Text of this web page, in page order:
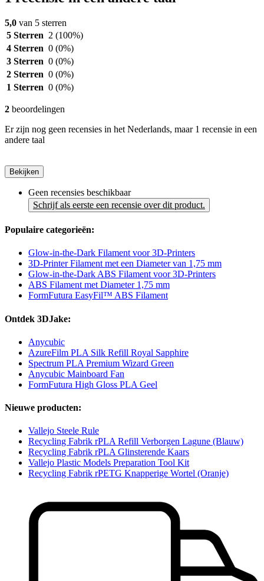
5,0 van 5 sterren
5 Sterren 2 (100%)
4 Sterren 0 (0%)
3 Sterren 0 (0%)
2 Sterren 0 (0%)
1 Sterren 0 (0%)
2 beoordelingen
Er zijn nog geen recensies in het Nederlands, maar 1 recensie in een
andere taal
Bekijken
Geen recensies beschikbaar
Schrijf als eerste een recensie over dit product.
Populaire categorieën:
Glow-in-the-Dark Filament voor 3D-Printers
3D-Printer Filament met een Diameter van 1,75 mm
Glow-in-the-Dark ABS Filament voor 3D-Printers
ABS Filament met Diameter 1,75 mm
FormFutura EasyFil™ ABS Filament
Ontdek 3DJake:
Anycubic
AzureFilm PLA Silk Refill Royal Sapphire
Spectrum PLA Premium Wizard Green
Anycubic Mainboard Fan
FormFutura High Gloss PLA Geel
Nieuwe producten:
Vallejo Steele Rule
Recycling Fabrik rPLA Refill Verborgen Lagune (Blauw)
Recycling Fabrik rPLA Glinsterende Kaars
Vallejo Plastic Models Preparation Tool Kit
Recycling Fabrik rPETG Knapperige Wortel (Oranje)